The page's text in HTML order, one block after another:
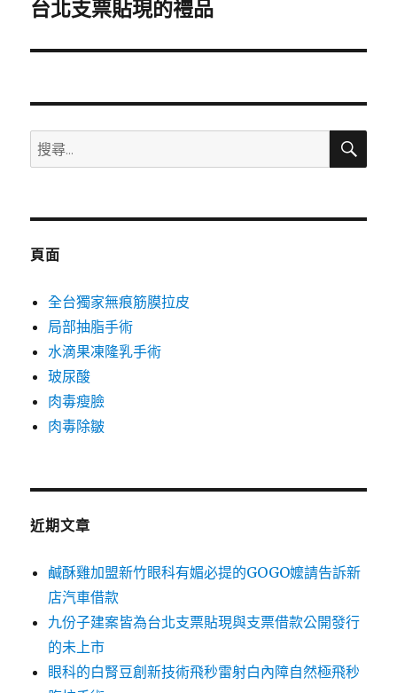
一
文
台北支票貼現的禮品
搜
尋
鍵
搜
頁面
全台獨家無痕筋膜拉皮
局部抽脂手術
水滴果凍隆乳手術
玻尿酸
肉毒瘦臉
肉毒除皺
近期文章
鹹酥雞加盟新竹眼科有媚必提的GOGO嬤請告訴新
店汽車借款
九份子建案皆為台北支票貼現與支票借款公開發行
的未上市
眼科的白腎豆創新技術飛秒雷射白內障自然極飛秒